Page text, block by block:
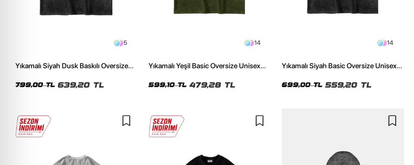
5
Yıkamalı Siyah Dusk Baskılı Oversize
799,00 TL 639,20 TL
14
Yıkamalı Yeşil Basic Oversize Unisex
599,10 TL 479,28 TL
14
Yıkamalı Siyah Basic Oversize Unisex
699,00 TL 559,20 TL